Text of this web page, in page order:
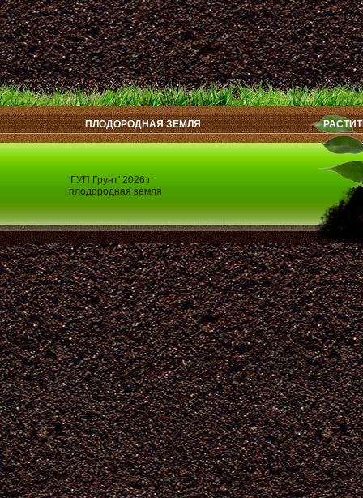
'ГУП Грунт' 2026 г
плодородная земля
ПЛОДОРОДНАЯ ЗЕМЛЯ